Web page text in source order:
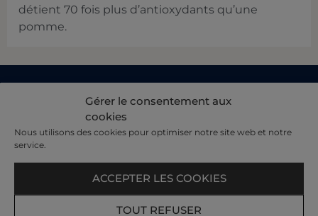
Gérer le consentement aux
cookies
Nous utilisons des cookies pour optimiser notre site web et notre
service.
ACCEPTER LES COOKIES
TOUT REFUSER
détient 70 fois plus d’antioxydants qu’une
pomme.
Votre e-mail :